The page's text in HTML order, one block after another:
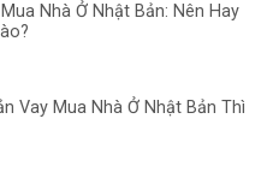
Nhà Ở Nhật Bản: Nên Hay
Vay Mua Nhà Ở Nhật Bản Thì